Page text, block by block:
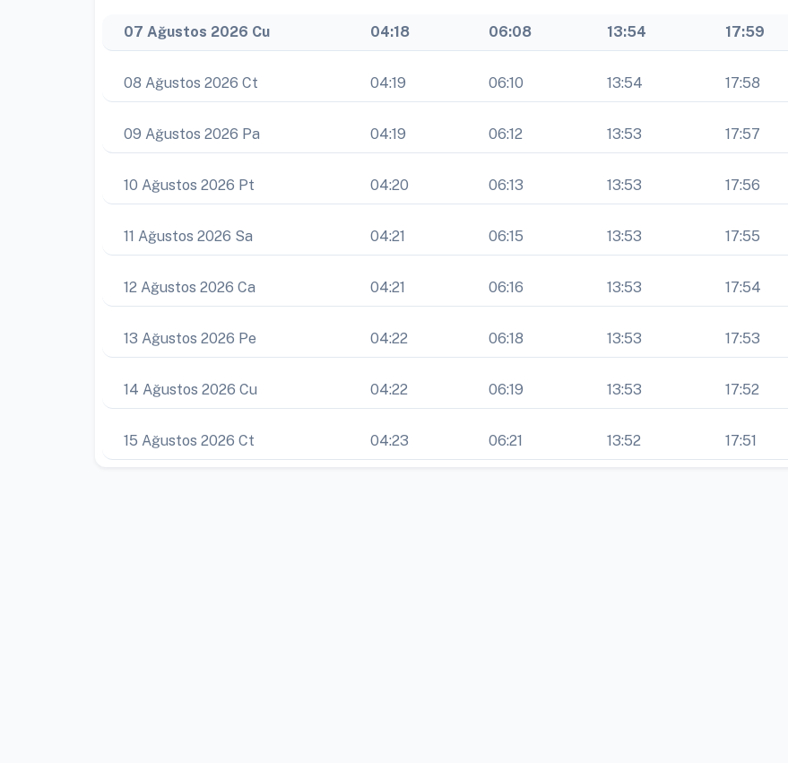
07 Ağustos 2026 Cu 04:18 06:08 13:54 17:59
08 Ağustos 2026 Ct 04:19 06:10 13:54 17:58
09 Ağustos 2026 Pa 04:19 06:12 13:53 17:57
10 Ağustos 2026 Pt 04:20 06:13 13:53 17:56
11 Ağustos 2026 Sa 04:21 06:15 13:53 17:55
12 Ağustos 2026 Ca 04:21 06:16 13:53 17:54
13 Ağustos 2026 Pe 04:22 06:18 13:53 17:53
14 Ağustos 2026 Cu 04:22 06:19 13:53 17:52
15 Ağustos 2026 Ct 04:23 06:21 13:52 17:51